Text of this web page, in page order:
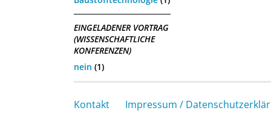
EINGELADENER VORTRAG
(WISSENSCHAFTLICHE
KONFERENZEN)
nein (1)
Kontakt Impressum /